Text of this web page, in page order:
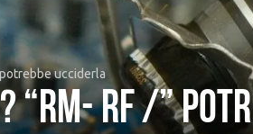
ucciderla
“rm- rf /”